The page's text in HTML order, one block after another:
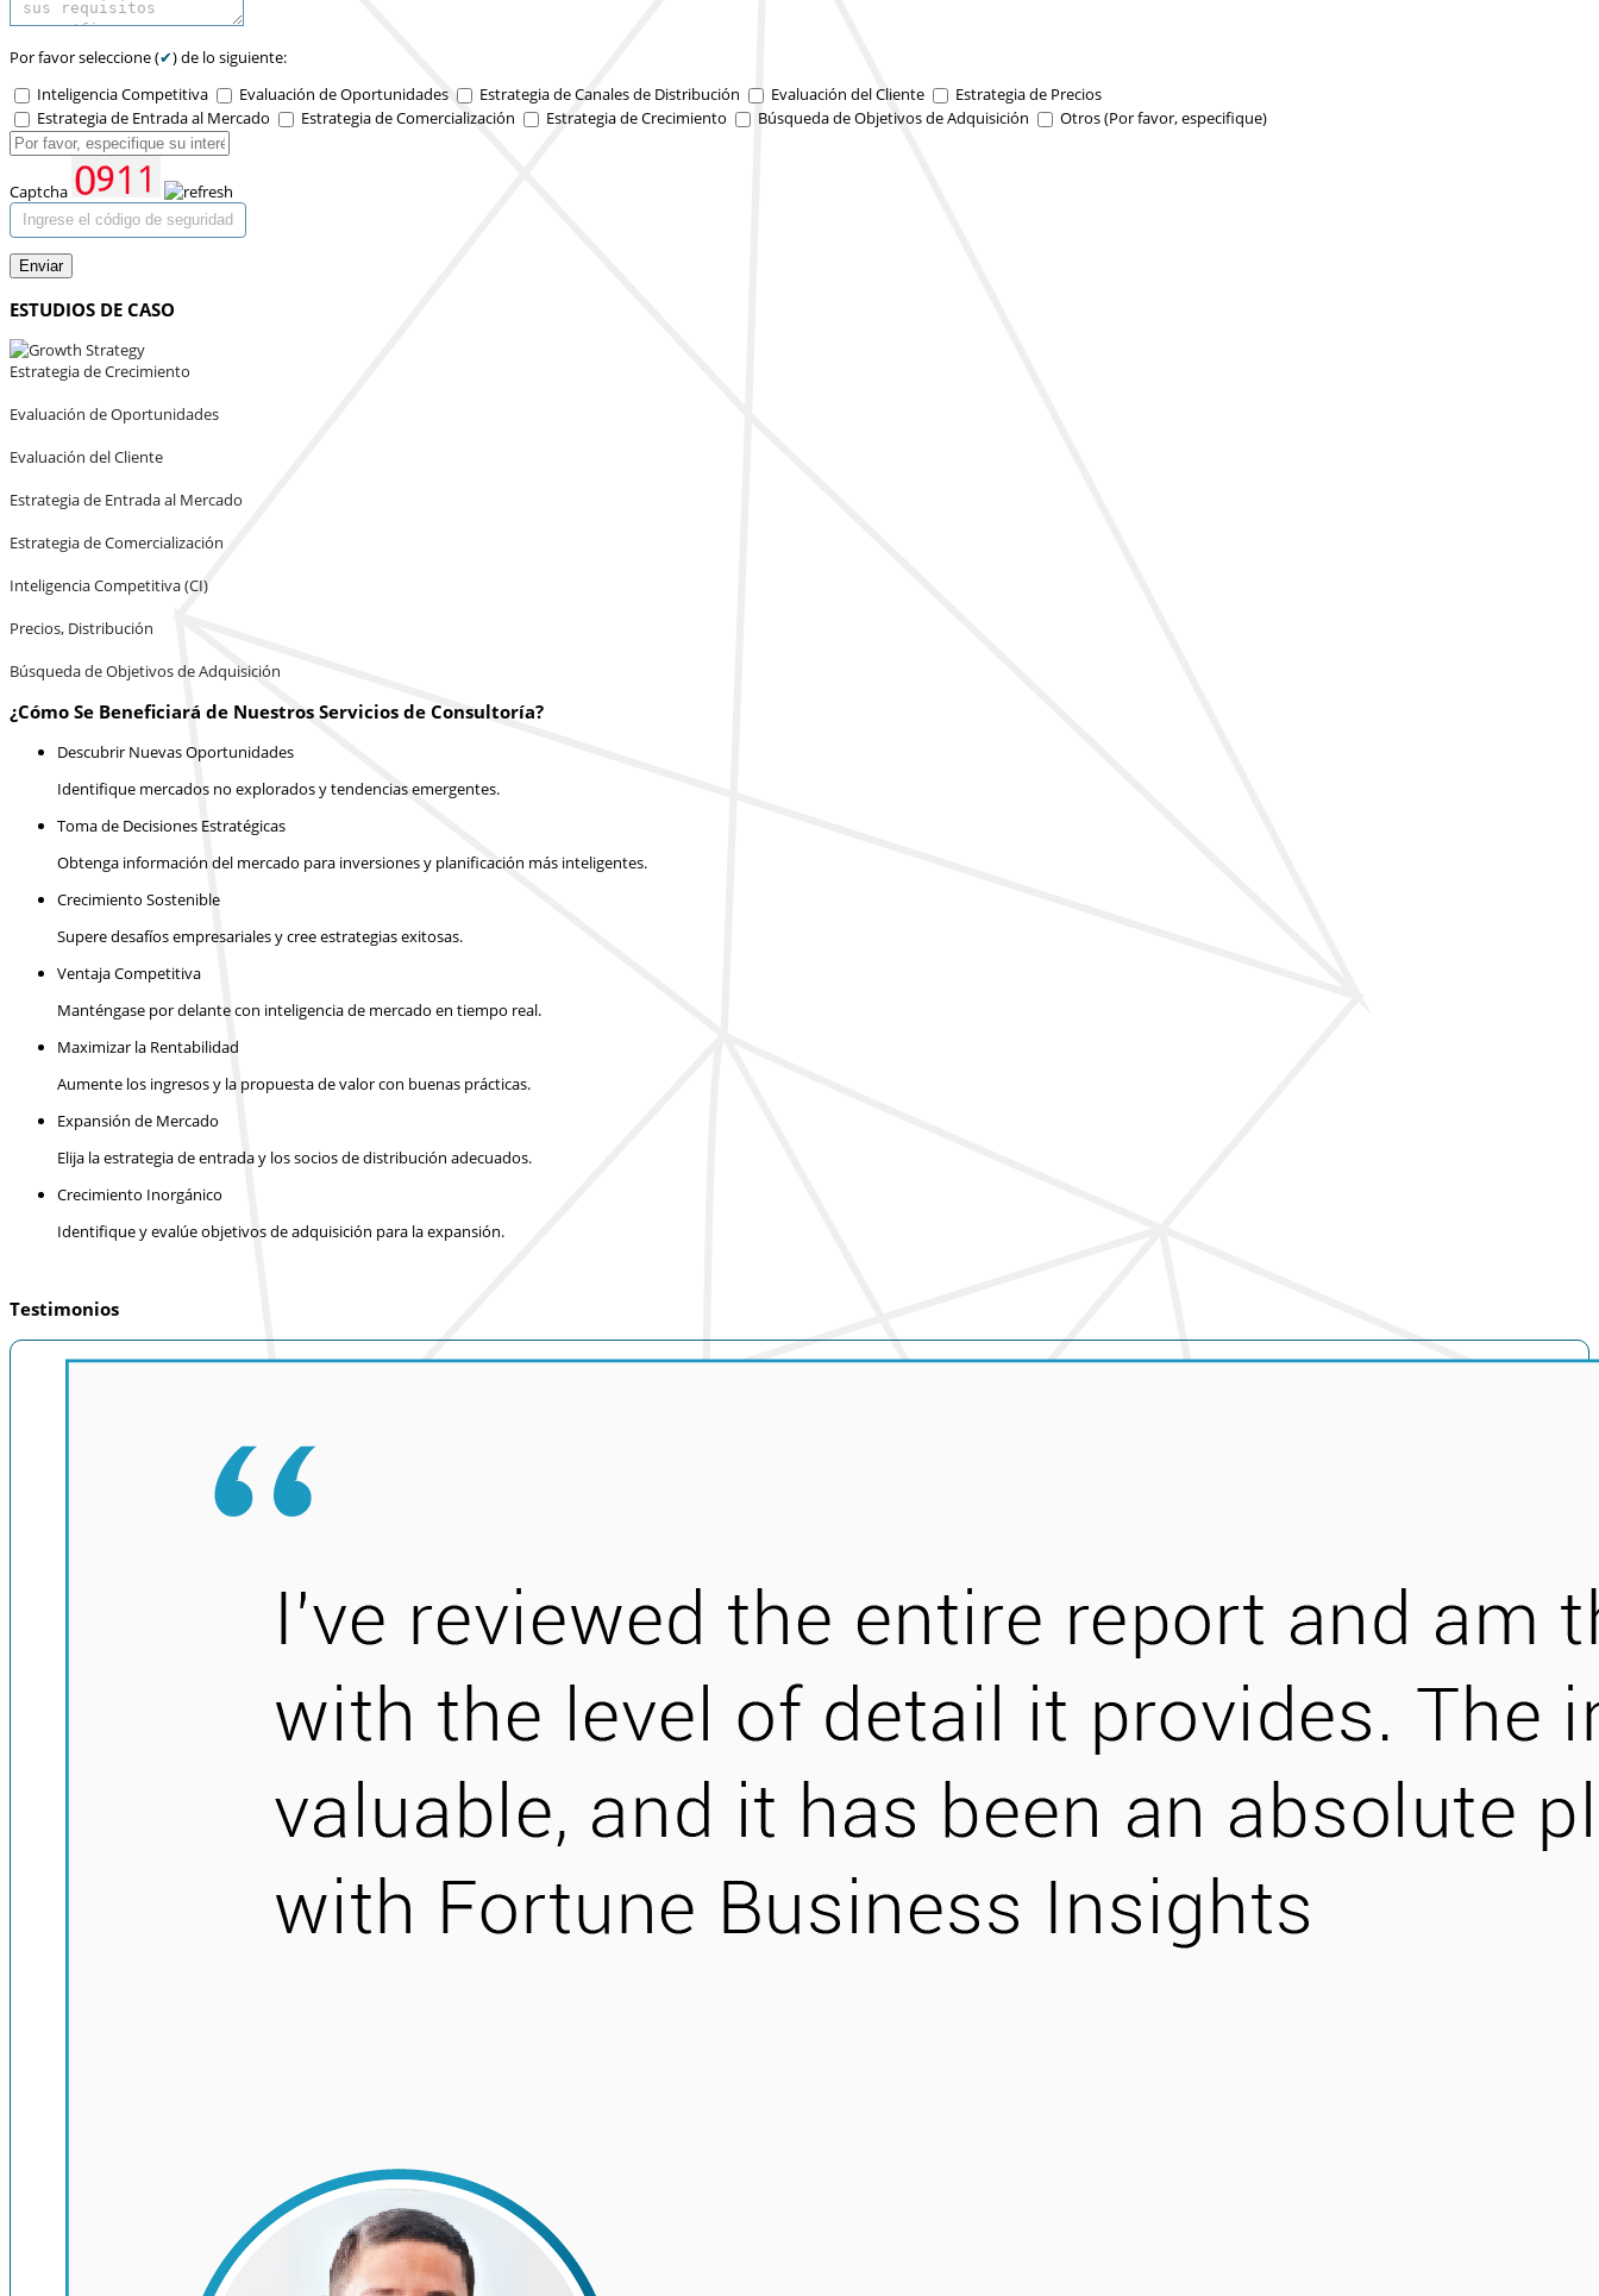
Por favor seleccione (✔) de lo siguiente:
Inteligencia Competitiva
Evaluación de Oportunidades Estrategia de Canales de Distribución Evaluación del Cliente
Estrategia de Precios
Estrategia de Entrada al Mercado
Estrategia de Comercialización Estrategia de Crecimiento Búsqueda de Objetivos de Adquisición Otros (Por favor, especifique)
Captcha
Enviar
ESTUDIOS DE CASO
Estrategia de Crecimiento
Evaluación de Oportunidades
Evaluación del Cliente
Estrategia de Entrada al Mercado
Estrategia de Comercialización
Inteligencia Competitiva (CI)
Precios, Distribución
Búsqueda de Objetivos de Adquisición
¿Cómo Se Beneficiará de Nuestros Servicios de Consultoría?
Descubrir Nuevas Oportunidades
Identifique mercados no explorados y tendencias emergentes.
Toma de Decisiones Estratégicas
Obtenga información del mercado para inversiones y planificación más inteligentes.
Crecimiento Sostenible
Supere desafíos empresariales y cree estrategias exitosas.
Ventaja Competitiva
Manténgase por delante con inteligencia de mercado en tiempo real.
Maximizar la Rentabilidad
Aumente los ingresos y la propuesta de valor con buenas prácticas.
Expansión de Mercado
Elija la estrategia de entrada y los socios de distribución adecuados.
Crecimiento Inorgánico
Identifique y evalúe objetivos de adquisición para la expansión.
Testimonios